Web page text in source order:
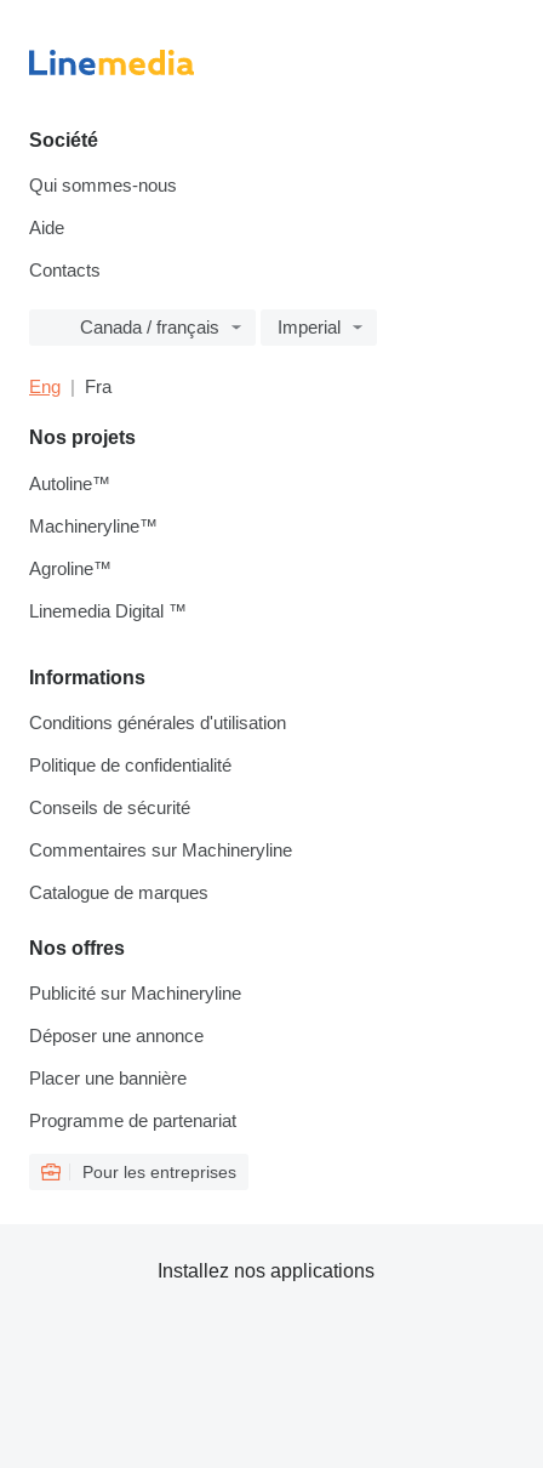
Société
Qui sommes-nous
Aide
Contacts
Canada / français Imperial
Eng Fra
Informations
Conditions générales d'utilisation
Politique de confidentialité
Conseils de sécurité
Commentaires sur Machineryline
Catalogue de marques
Nos offres
Publicité sur Machineryline
Déposer une annonce
Placer une bannière
Programme de partenariat
Pour les entreprises
Nos projets
Autoline™
Machineryline™
Agroline™
Linemedia Digital ™
Installez nos applications